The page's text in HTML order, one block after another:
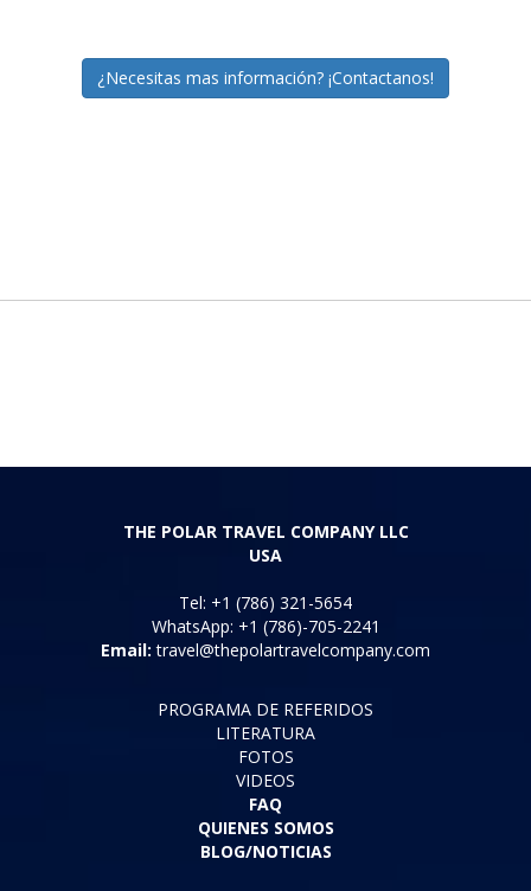
¿Necesitas mas información? ¡Contactanos!
THE POLAR TRAVEL COMPANY LLC
USA
Tel: +1 (786) 321-5654
WhatsApp: +1 (786)-705-2241
Email: travel@thepolartravelcompany.com
PROGRAMA DE REFERIDOS
LITERATURA
FOTOS
VIDEOS
FAQ
QUIENES SOMOS
BLOG/NOTICIAS